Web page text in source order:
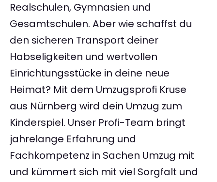
Realschulen, Gymnasien und
Gesamtschulen. Aber wie schaffst du
den sicheren Transport deiner
Habseligkeiten und wertvollen
Einrichtungsstücke in deine neue
Heimat? Mit dem Umzugsprofi Kruse
aus Nürnberg wird dein Umzug zum
Kinderspiel. Unser Profi-Team bringt
jahrelange Erfahrung und
Fachkompetenz in Sachen Umzug mit
und kümmert sich mit viel Sorgfalt und